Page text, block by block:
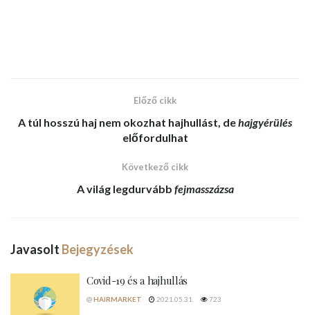
Előző cikk
A túl hosszú haj nem okozhat hajhullást, dehajgyérülés
előfordulhat
Következő cikk
Aviláglegdurvább fejmasszázsa
Javasolt Bejegyzések
Covid-19 és a hajhullás
@HAIRMARKET 2021.05.31. 723